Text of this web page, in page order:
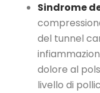
Sindrome
del tunnel
dolore al
livello di